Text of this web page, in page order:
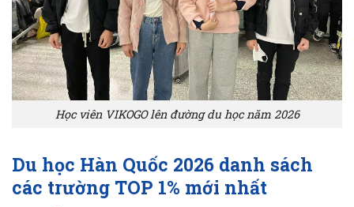
Học viên VIKOGO lên đường du học năm 2026
Du học Hàn Quốc 2026 danh sách
các trường TOP 1% mới nhất